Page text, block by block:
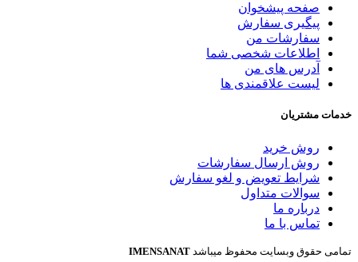
صفحه پیشخوان
پیگیری سفارش
سفارشات من
اطلاعات شخصی شما
آدرس های من
لیست علاقمندی ها
خدمات مشتریان
روش خرید
روش ارسال سفارشات
شرایط تعویض و لغو سفارش
سوالات متداول
درباره ما
تماس با ما
تمامی حقوق وبسایت محفوظ میباشد IMENSANAT